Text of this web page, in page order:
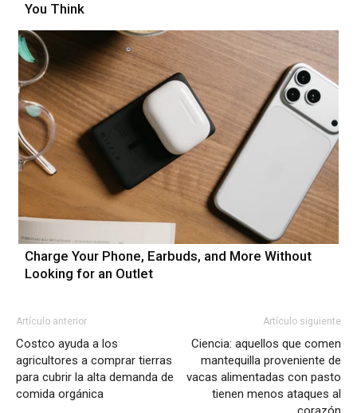
You Think
Charge Your Phone, Earbuds, and More Without
Looking for an Outlet
Artículo anterior
Costco ayuda a los
agricultores a comprar tierras
para cubrir la alta demanda de
comida orgánica
Artículo siguiente
Ciencia: aquellos que comen
mantequilla proveniente de
vacas alimentadas con pasto
tienen menos ataques al